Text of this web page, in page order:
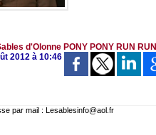
d'Olonne PONY PONY RUN RUN
2012 à 10:46
par mail : Lesablesinfo@aol.fr